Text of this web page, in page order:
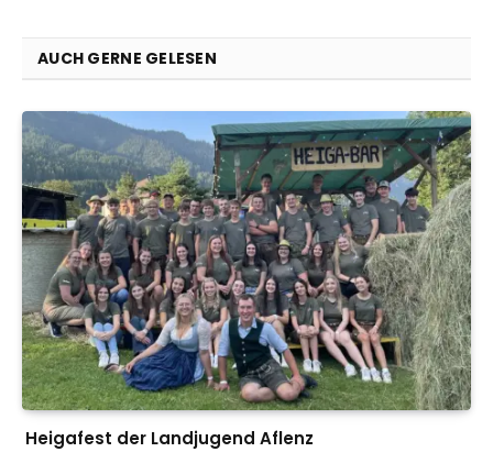
AUCH GERNE GELESEN
Heigafest der Landjugend Aflenz